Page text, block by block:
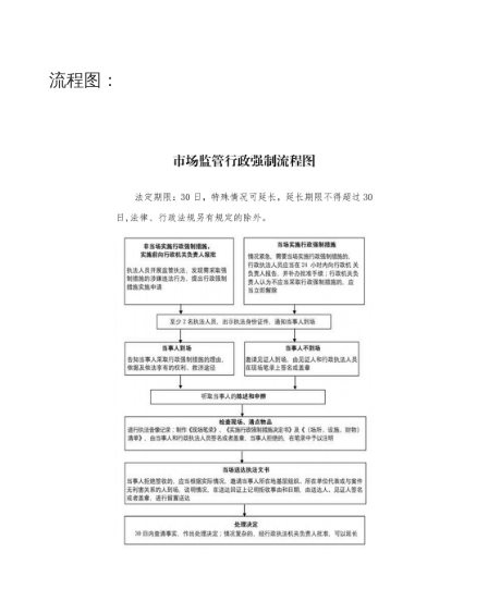
流程图：